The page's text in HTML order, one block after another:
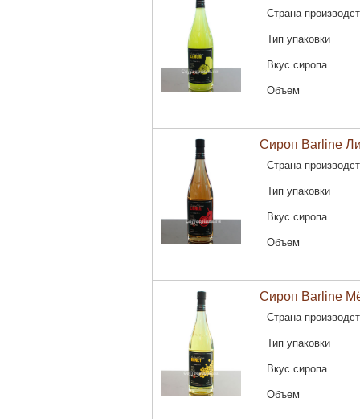
Страна
Тип упаковки
Вкус сиропа
Объем
Сироп Barline
Страна
Тип упаковки
Вкус сиропа
Объем
Сироп Barline
Страна
Тип упаковки
Вкус сиропа
Объем